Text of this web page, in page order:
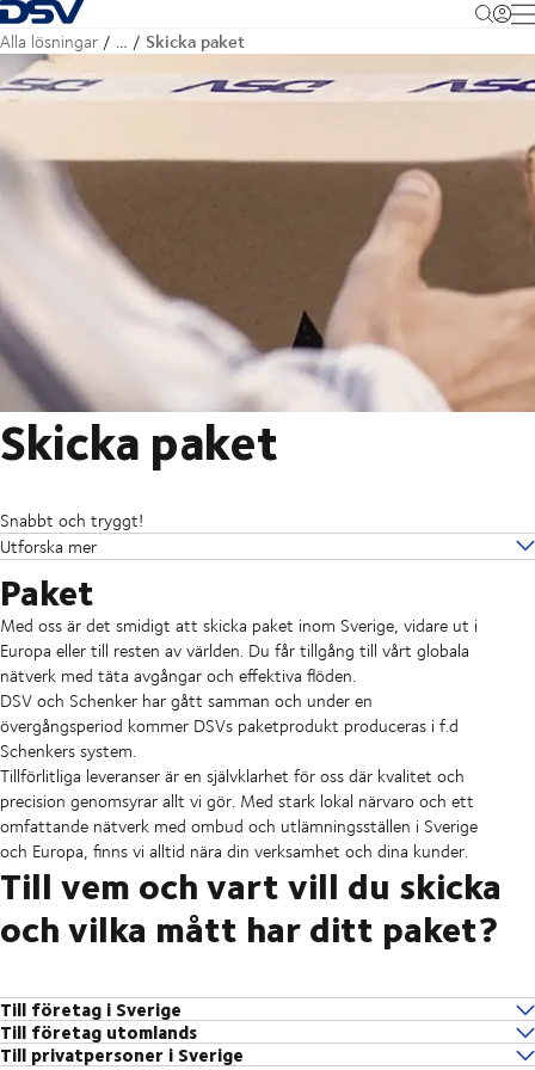
Tillbaka till hemsidan
Alla lösningar … Skicka paket
Skicka paket
Snabbt och tryggt!
Utforska mer
Paket
Med oss är det smidigt att skicka paket inom Sverige, vidare ut i
Europa eller till resten av världen. Du får tillgång till vårt globala
nätverk med täta avgångar och effektiva flöden.
DSV och Schenker har gått samman och under en
övergångsperiod kommer DSVs paketprodukt produceras i f.d
Schenkers system.
Tillförlitliga leveranser är en självklarhet för oss där kvalitet och
precision genomsyrar allt vi gör. Med stark lokal närvaro och ett
omfattande nätverk med ombud och utlämningsställen i Sverige
och Europa, finns vi alltid nära din verksamhet och dina kunder.
Till vem och vart vill du skicka
och vilka mått har ditt paket?
Till företag i Sverige
DirektleveransSkicka som:
leveranser direkt till företagsadress.
Till företag utomlands
Direktleverans
Till privatpersoner i Sverige